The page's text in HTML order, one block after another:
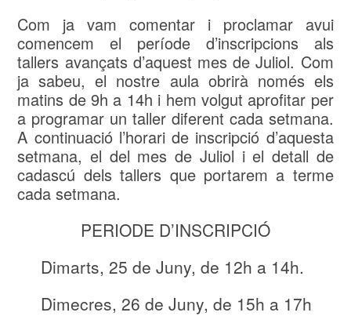
Com ja vam comentar i proclamar avui
comencem el període d’inscripcions als
tallers avançats d’aquest mes de Juliol. Com
ja sabeu, el nostre aula obrirà només els
matins de 9h a 14h i hem volgut aprofitar per
a programar un taller diferent cada setmana.
A continuació l’horari de inscripció d’aquesta
setmana, el del mes de Juliol i el detall de
cadascú dels tallers que portarem a terme
cada setmana.
PERIODE D’INSCRIPCIÓ
Dimarts, 25 de Juny, de 12h a 14h.
Dimecres, 26 de Juny, de 15h a 17h